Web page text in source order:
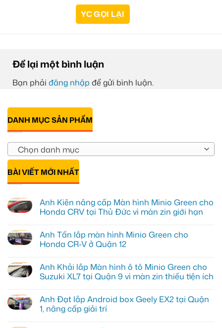
Để lại một bình luận
Bạn phải đăng nhập để gửi bình luận.
DANH MỤC SẢN PHẨM
Chọn danh mục
BÀI VIẾT MỚI NHẤT
Anh Kiên nâng cấp Màn hình Minio Green cho
Honda CRV tại Thủ Đức vì màn zin giới hạn
bình
luận
ở
nâng
cấp
Màn
Green
cho
Honda
Anh Tấn lắp màn hình Minio Green cho
Honda CR-V ở Quận 12
bình
luận
ở
lắp
màn
hình
Anh Khải lắp Màn hình ô tô Minio Green cho
Suzuki XL7 tại Quận 9 vì màn zin thiếu tiện ích
bình
luận
ở
Anh Đạt lắp Android box Geely EX2 tại Quận
1, nâng cấp giải trí